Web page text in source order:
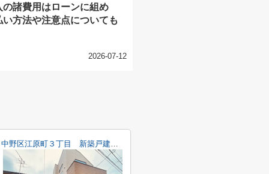
の諸費用はローンに組め
い方法や注意点についても
2026-07-12